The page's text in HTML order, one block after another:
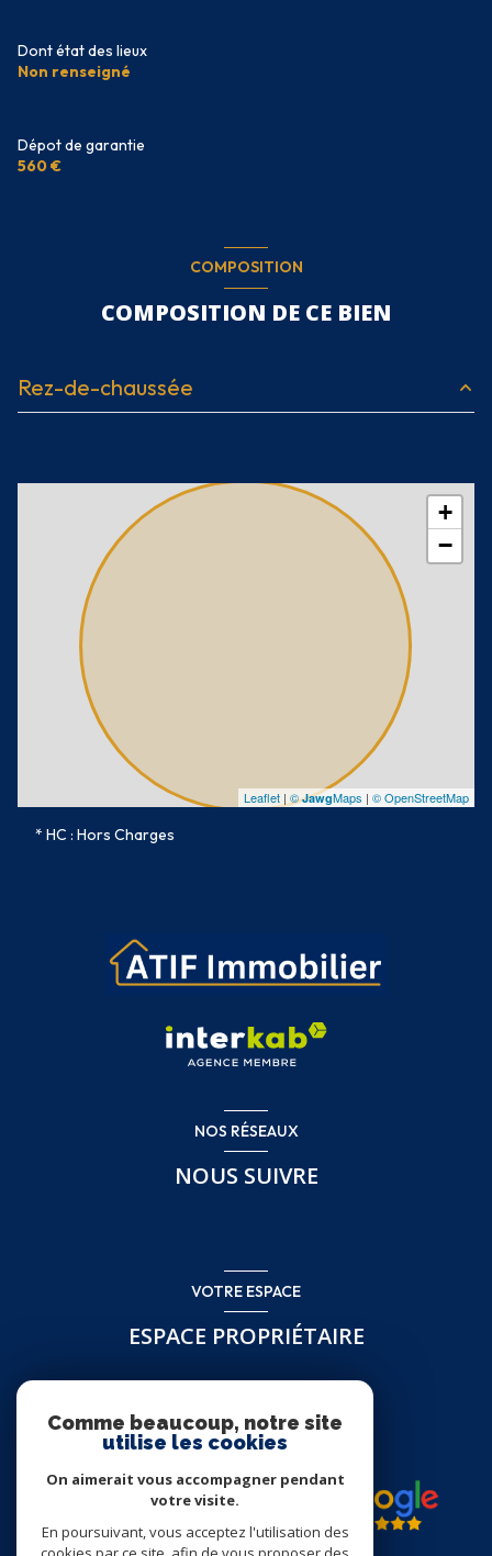
Dont état des lieux
Non renseigné
Dépot de garantie
560 €
COMPOSITION
COMPOSITION DE CE BIEN
Rez-de-chaussée
salle
21.62 m²
2 m²
16 m²
+
−
Leaflet | ©JawgMaps | © OpenStreetMap
* HC : Hors Charges
NOS RÉSEAUX
NOUS SUIVRE
VOTRE ESPACE
ESPACE PROPRIÉTAIRE
Comme beaucoup, notre site
utilise les cookies
On aimerait vous accompagner pendant
votre visite.
En poursuivant, vous acceptez l'utilisation des